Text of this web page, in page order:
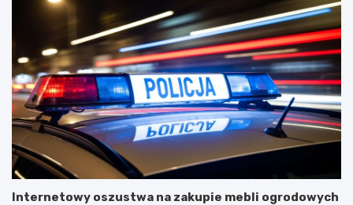
Internetowy oszustwa na zakupie mebli ogrodowych